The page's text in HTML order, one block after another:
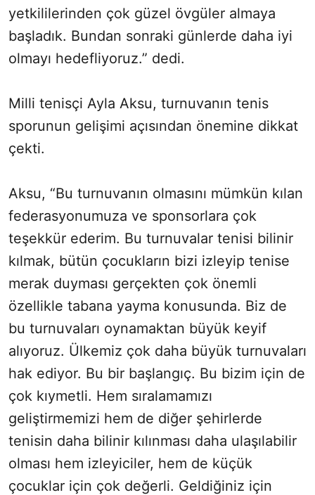
yetkililerinden çok güzel övgüler almaya
başladık. Bundan sonraki günlerde daha iyi
olmayı hedefliyoruz.” dedi.
Milli tenisçi Ayla Aksu, turnuvanın tenis
sporunun gelişimi açısından önemine dikkat
çekti.
Aksu, “Bu turnuvanın olmasını mümkün kılan
federasyonumuza ve sponsorlara çok
teşekkür ederim. Bu turnuvalar tenisi bilinir
kılmak, bütün çocukların bizi izleyip tenise
merak duyması gerçekten çok önemli
özellikle tabana yayma konusunda. Biz de
bu turnuvaları oynamaktan büyük keyif
alıyoruz. Ülkemiz çok daha büyük turnuvaları
hak ediyor. Bu bir başlangıç. Bu bizim için de
çok kıymetli. Hem sıralamamızı
geliştirmemizi hem de diğer şehirlerde
tenisin daha bilinir kılınması daha ulaşılabilir
olması hem izleyiciler, hem de küçük
çocuklar için çok değerli. Geldiğiniz için